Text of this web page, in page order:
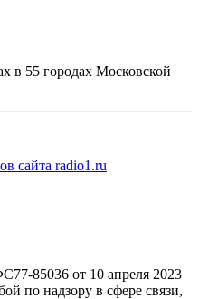
в 55 городах Московской
сайта radio1.ru
85036 от 10 апреля 2023
по надзору в сфере связи,